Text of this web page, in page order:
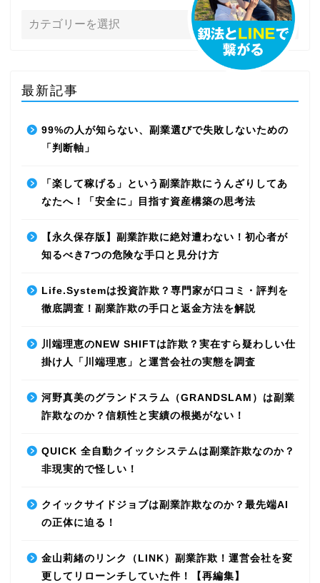
最新記事
99%の人が知らない、副業選びで失敗しないための
「判断軸」
「楽して稼げる」という副業詐欺にうんざりしてあ
なたへ！「安全に」目指す資産構築の思考法
【永久保存版】副業詐欺に絶対遭わない！初心者が
知るべき7つの危険な手口と見分け方
Life.Systemは投資詐欺？専門家が口コミ・評判を
徹底調査！副業詐欺の手口と返金方法を解説
川端理恵のNEW SHIFTは詐欺？実在すら疑わしい仕
掛け人「川端理恵」と運営会社の実態を調査
河野真美のグランドスラム（GRANDSLAM）は副業
詐欺なのか？信頼性と実績の根拠がない！
QUICK 全自動クイックシステムは副業詐欺なのか？
非現実的で怪しい！
クイックサイドジョブは副業詐欺なのか？最先端AI
の正体に迫る！
金山莉緒のリンク（LINK）副業詐欺！運営会社を変
更してリローンチしていた件！【再編集】